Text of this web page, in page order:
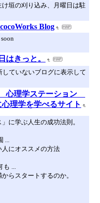
垣の刈り込み、月曜日は駐
Blog
はきっと。
していないブログに表示して
心理学ステーション
理学を学べるサイト
に学ぶ人生の成功法則。
にオススメの方法
...
らスタートするのか。